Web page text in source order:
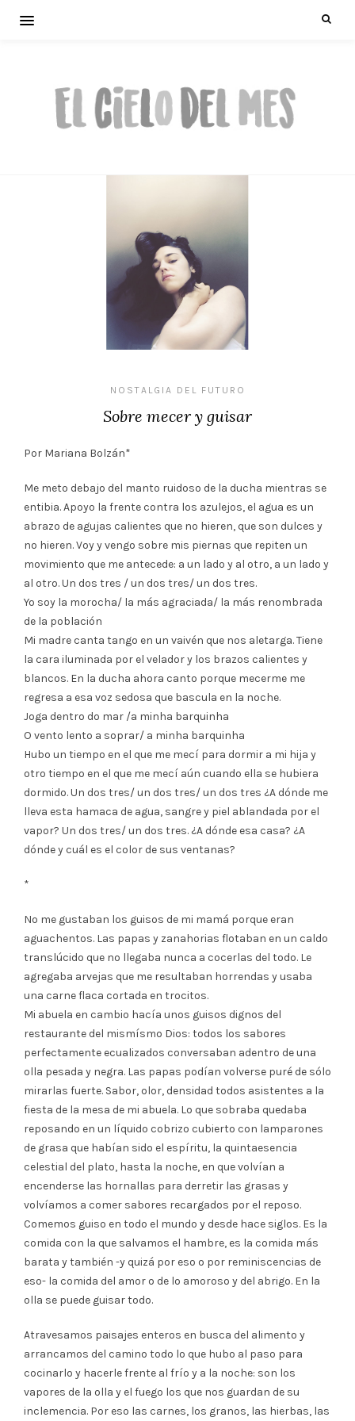
NOSTALGIA DEL FUTURO
Sobre mecer y guisar
Por Mariana Bolzán*
Me meto debajo del manto ruidoso de la ducha mientras se
entibia. Apoyo la frente contra los azulejos, el agua es un
abrazo de agujas calientes que no hieren, que son dulces y
no hieren. Voy y vengo sobre mis piernas que repiten un
movimiento que me antecede: a un lado y al otro, a un lado y
al otro. Un dos tres / un dos tres/ un dos tres.
Yo soy la morocha/ la más agraciada/ la más renombrada
de la población
Mi madre canta tango en un vaivén que nos aletarga. Tiene
la cara iluminada por el velador y los brazos calientes y
blancos. En la ducha ahora canto porque mecerme me
regresa a esa voz sedosa que bascula en la noche.
Joga dentro do mar /a minha barquinha
O vento lento a soprar/ a minha barquinha
Hubo un tiempo en el que me mecí para dormir a mi hija y
otro tiempo en el que me mecí aún cuando ella se hubiera
dormido. Un dos tres/ un dos tres/ un dos tres ¿A dónde me
lleva esta hamaca de agua, sangre y piel ablandada por el
vapor? Un dos tres/ un dos tres. ¿A dónde esa casa? ¿A
dónde y cuál es el color de sus ventanas?
*
No me gustaban los guisos de mi mamá porque eran
aguachentos. Las papas y zanahorias flotaban en un caldo
translúcido que no llegaba nunca a cocerlas del todo. Le
agregaba arvejas que me resultaban horrendas y usaba
una carne flaca cortada en trocitos.
Mi abuela en cambio hacía unos guisos dignos del
restaurante del mismísmo Dios: todos los sabores
perfectamente ecualizados conversaban adentro de una
olla pesada y negra. Las papas podían volverse puré de sólo
mirarlas fuerte. Sabor, olor, densidad todos asistentes a la
fiesta de la mesa de mi abuela. Lo que sobraba quedaba
reposando en un líquido cobrizo cubierto con lamparones
de grasa que habían sido el espíritu, la quintaesencia
celestial del plato, hasta la noche, en que volvían a
encenderse las hornallas para derretir las grasas y
volvíamos a comer sabores recargados por el reposo.
Comemos guiso en todo el mundo y desde hace siglos. Es la
comida con la que salvamos el hambre, es la comida más
barata y también -y quizá por eso o por reminiscencias de
eso- la comida del amor o de lo amoroso y del abrigo. En la
olla se puede guisar todo.
Atravesamos paisajes enteros en busca del alimento y
arrancamos del camino todo lo que hubo al paso para
cocinarlo y hacerle frente al frío y a la noche: son los
vapores de la olla y el fuego los que nos guardan de su
inclemencia. Por eso las carnes, los granos, las hierbas, las